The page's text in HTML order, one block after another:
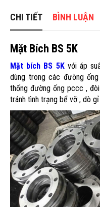
CHI TIẾT BÌNH LUẬN
Mặt Bích BS 5K
Mặt bích BS 5Kvới áp
dùng trong các đường
thống đường ống pccc ,
tránh tình trạng bể vỡ , dò